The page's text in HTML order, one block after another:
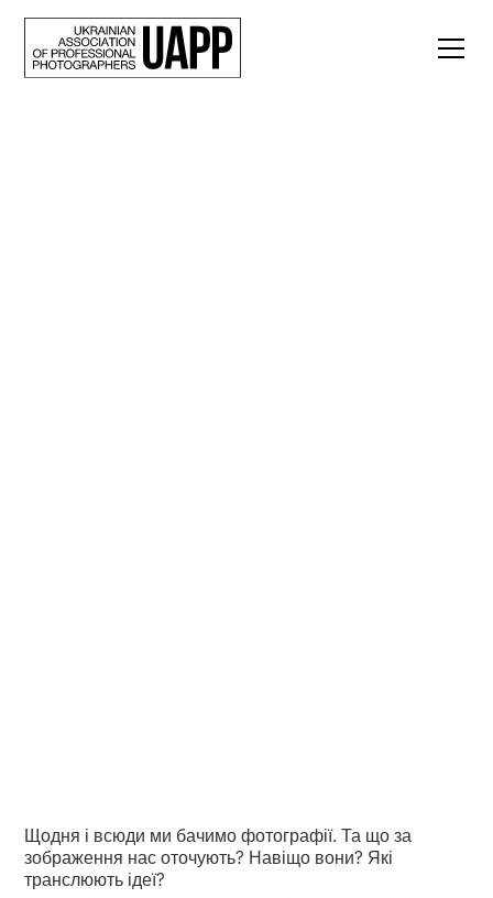
Щодня і всюди ми бачимо фотографії. Та що за
зображення нас оточують? Навіщо вони? Які
транслюють ідеї?